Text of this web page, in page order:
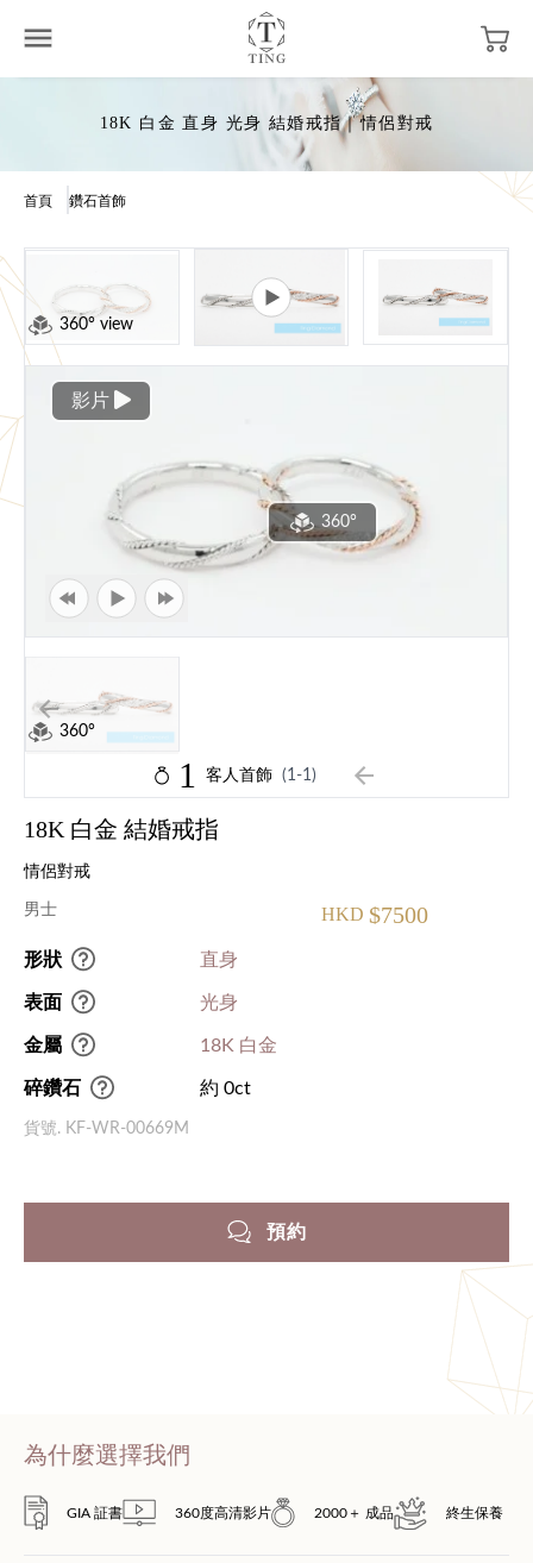
18K 白金 直身 光身 結婚戒指｜情侶對戒
首頁 鑽石首飾
360° view
影片
360°
360°
1 客人首飾 (1-1)
18K 白金 結婚戒指
情侶對戒
男士 HKD $7500
形狀 直身
表面 光身
金屬 18K 白金
碎鑽石 約 0ct
貨號. KF-WR-00669M
預約
為什麼選擇我們
GIA 証書 360度高清影片 2000＋ 成品 終生保養